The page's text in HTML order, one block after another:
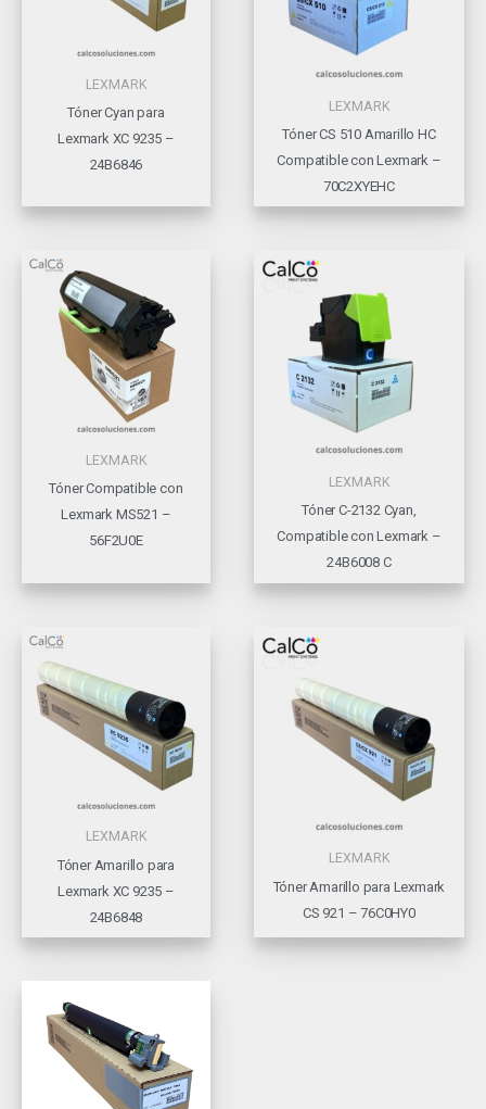
LEXMARK
Tóner Cyan para
Lexmark XC 9235 –
24B6846
LEXMARK
Tóner CS 510 Amarillo HC
Compatible con Lexmark –
70C2XYEHC
LEXMARK
Tóner Compatible con
Lexmark MS521 –
56F2U0E
LEXMARK
Tóner C-2132 Cyan,
Compatible con Lexmark –
24B6008 C
LEXMARK
Tóner Amarillo para
Lexmark XC 9235 –
24B6848
LEXMARK
Tóner Amarillo para Lexmark
CS 921 – 76C0HY0